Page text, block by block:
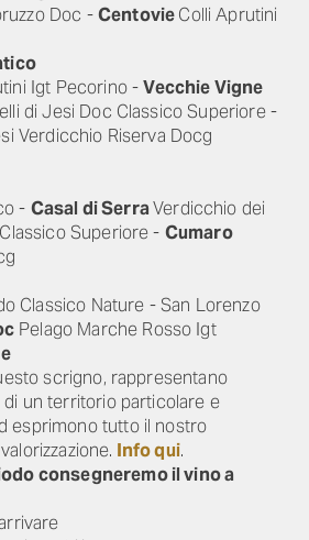
Doc -CentovieColli Aprutini
Igt Pecorino -Vecchie Vigne
di Jesi Doc Classico Superiore -
Verdicchio Riserva Docg
- Casal di SerraVerdicchio dei
Superiore - Cumaro
Classico Nature - San Lorenzo
Pelago Marche Rosso Igt
scrigno, rappresentano
un territorio particolare e
esprimono tutto il nostro
Info qui.
consegneremo il vino a